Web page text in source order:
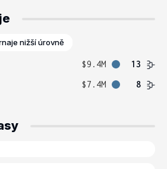
nižší úrovně
$9.4M
13
$7.4M 8